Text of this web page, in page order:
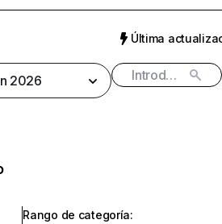
Última
2026
Rango de categoría: